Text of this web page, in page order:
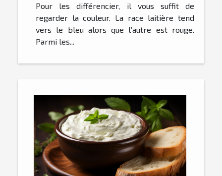
Pour les différencier, il vous suffit de
regarder la couleur. La race laitière tend
vers le bleu alors que l’autre est rouge.
Parmi les...